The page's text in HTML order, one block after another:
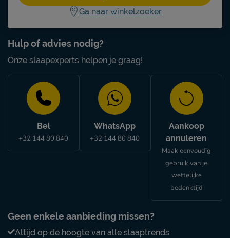
Hulp of advies nodig?
Onze slaapexperts helpen je graag!
Bel
+32 144 80 840
WhatsApp
+32 144 80 840
Aankoop
annuleren
Maak eenvoudig
gebruik van je
wettelijke
bedenktijd
Geen enkele aanbieding missen?
Altijd op de hoogte van alle slaaptrends
Ga naar winkelzoeker